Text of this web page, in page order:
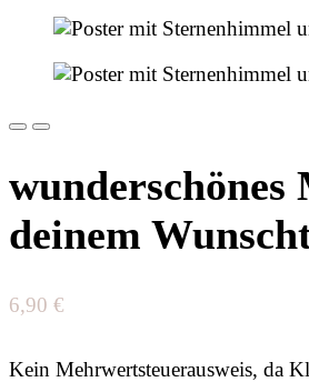
Previous
Next
deinem
6,90 €
Kein Mehrwertsteuerausweis, da